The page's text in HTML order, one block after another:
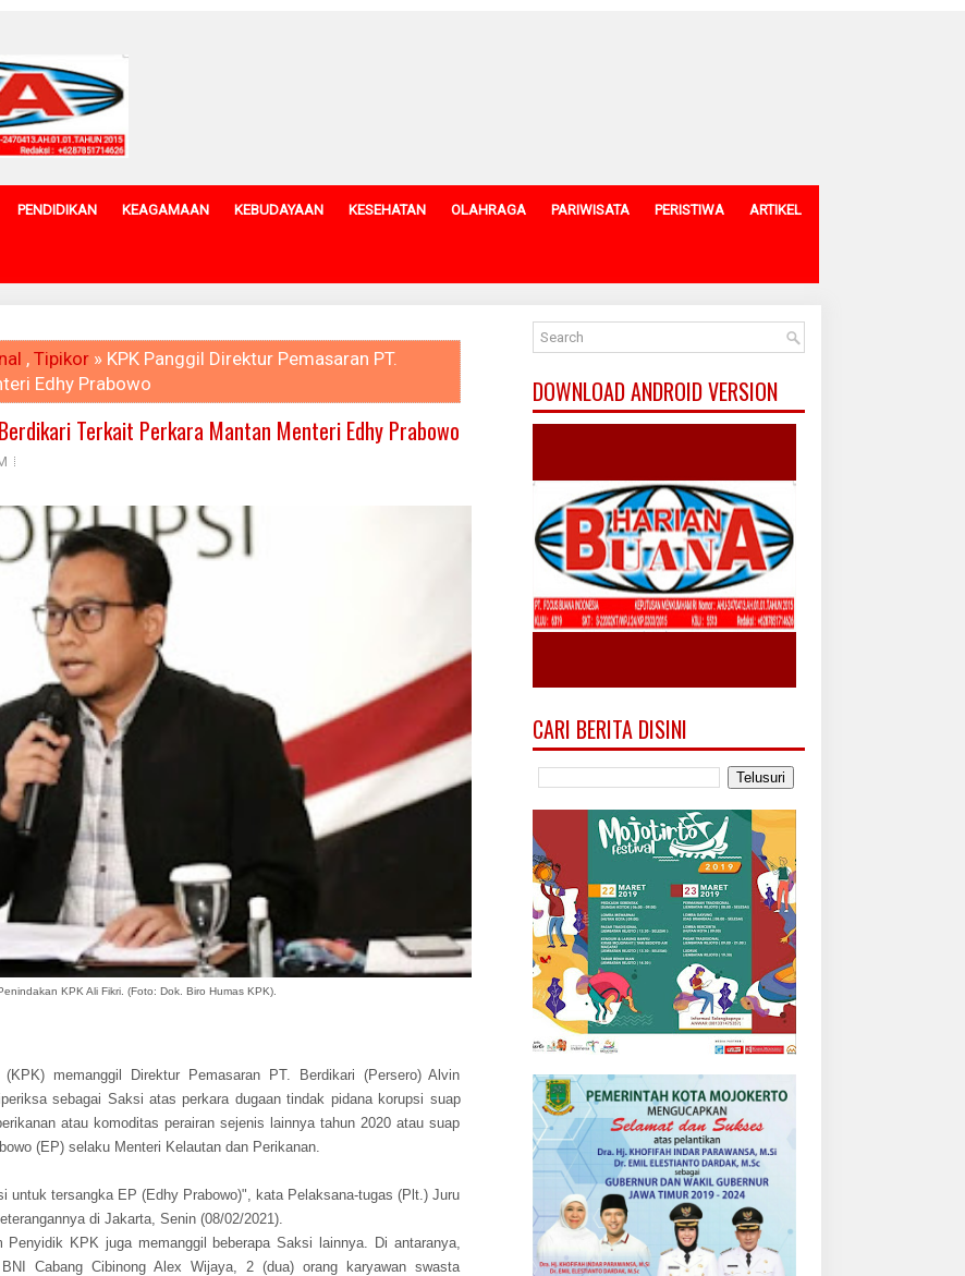
PENDIDIKAN KEAGAMAAN KEBUDAYAAN KESEHATAN OLAHRAGA PARIWISATA PERISTIWA ARTIKEL
, Tipikor » KPK Panggil Direktur Pemasaran PT.
Edhy Prabowo
Terkait Perkara Mantan Menteri Edhy Prabowo
KPK Ali Fikri. (Foto: Dok. Biro Humas KPK).
memanggil Direktur Pemasaran PT. Berdikari (Persero) Alvin
sebagai Saksi atas perkara dugaan tindak pidana korupsi suap
atau komoditas perairan sejenis lainnya tahun 2020 atau suap
(EP) selaku Menteri Kelautan dan Perikanan.
untuk tersangka EP (Edhy Prabowo)", kata Pelaksana-tugas (Plt.) Juru
di Jakarta, Senin (08/02/2021).
Penyidik KPK juga memanggil beberapa Saksi lainnya. Di antaranya,
Cabang Cibinong Alex Wijaya, 2 (dua) orang karyawan swasta
DOWNLOAD ANDROID VERSION
CARI BERITA DISINI